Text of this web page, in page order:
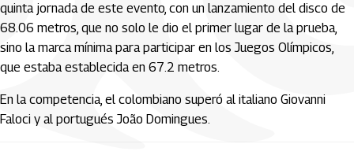
quinta jornada de este evento, con un lanzamiento del disco de
68.06 metros, que no solo le dio el primer lugar de la prueba,
sino la marca mínima para participar en los Juegos Olímpicos,
que estaba establecida en 67.2 metros.
En la competencia, el colombiano superó al italiano Giovanni
Faloci y al portugués João Domingues.